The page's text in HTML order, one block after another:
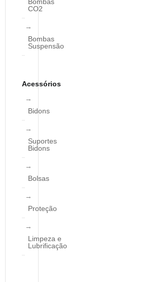
CO2
Bombas
Suspensão
Acessórios
Bidons
Suportes
Bidons
Bolsas
Proteção
Limpeza e
Lubrificação